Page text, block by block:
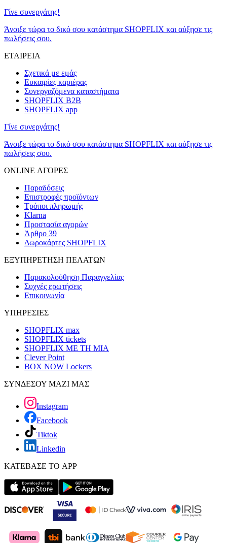
Γίνε συνεργάτης!
Άνοιξε τώρα το δικό σου κατάστημα SHOPFLIX και αύξησε τις
πωλήσεις σου.
ΕΤΑΙΡΕΙΑ
Σχετικά με εμάς
Ευκαιρίες καριέρας
Συνεργαζόμενα καταστήματα
SHOPFLIX B2B
SHOPFLIX app
Γίνε συνεργάτης!
Άνοιξε τώρα το δικό σου κατάστημα SHOPFLIX και αύξησε τις
πωλήσεις σου.
ONLINE ΑΓΟΡΕΣ
Παραδόσεις
Επιστροφές προϊόντων
Τρόποι πληρωμής
Klarna
Προστασία αγορών
Άρθρο 39
Δωροκάρτες SHOPFLIX
ΕΞΥΠΗΡΕΤΗΣΗ ΠΕΛΑΤΩΝ
Παρακολούθηση Παραγγελίας
Συχνές ερωτήσεις
Επικοινωνία
ΥΠΗΡΕΣΙΕΣ
SHOPFLIX max
SHOPFLIX tickets
SHOPFLIX ΜΕ ΤΗ ΜΙΑ
Clever Point
BOX NOW Lockers
ΣΥΝΔΕΣΟΥ ΜΑΖΙ ΜΑΣ
Instagram
Facebook
Tiktok
Linkedin
ΚΑΤΕΒΑΣΕ ΤΟ APP